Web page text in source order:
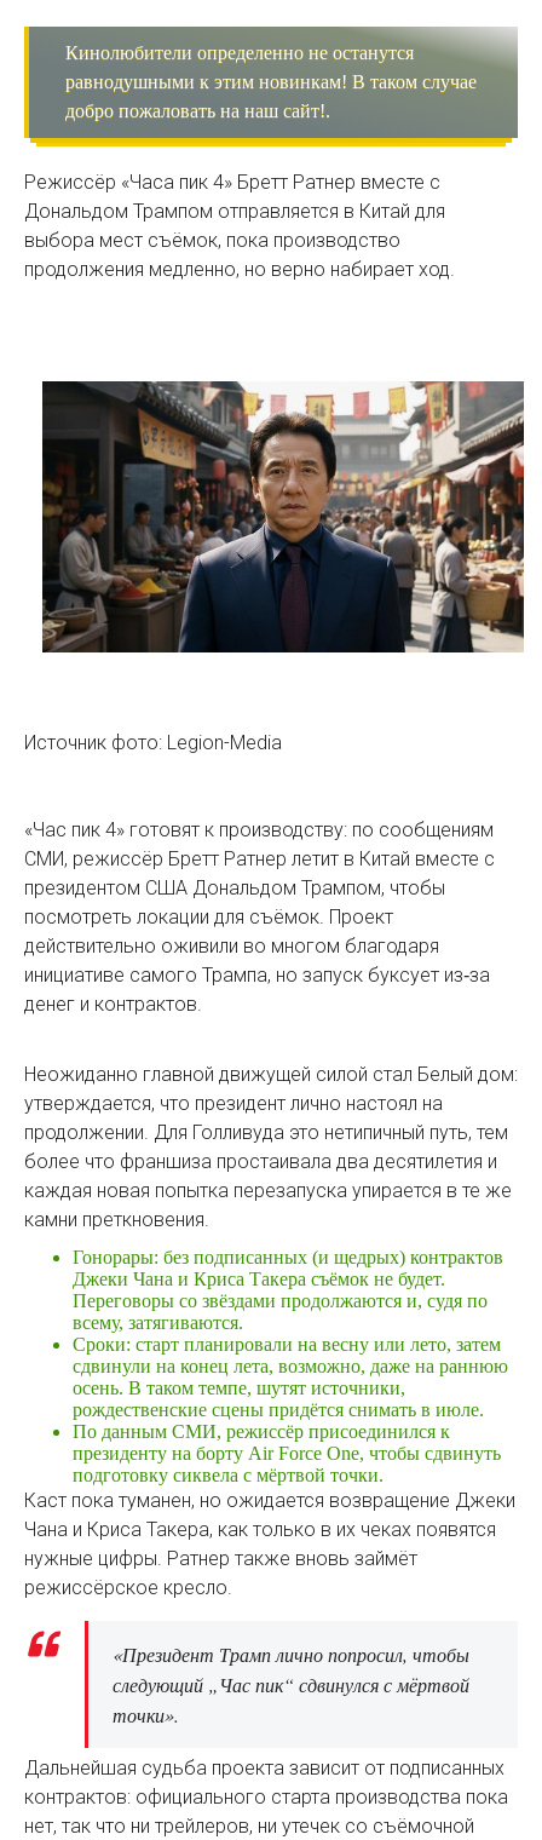
Кинолюбители определенно не останутся
равнодушными к этим новинкам! В таком случае
добро пожаловать на наш сайт!.
Режиссёр «Часа пик 4» Бретт Ратнер вместе с
Дональдом Трампом отправляется в Китай для
выбора мест съёмок, пока производство
продолжения медленно, но верно набирает ход.
Источник фото: Legion-Media
«Час пик 4» готовят к производству: по сообщениям
СМИ, режиссёр Бретт Ратнер летит в Китай вместе с
президентом США Дональдом Трампом, чтобы
посмотреть локации для съёмок. Проект
действительно оживили во многом благодаря
инициативе самого Трампа, но запуск буксует из‑за
денег и контрактов.
Неожиданно главной движущей силой стал Белый дом:
утверждается, что президент лично настоял на
продолжении. Для Голливуда это нетипичный путь, тем
более что франшиза простаивала два десятилетия и
каждая новая попытка перезапуска упирается в те же
камни преткновения.
Гонорары: без подписанных (и щедрых) контрактов
Джеки Чана и Криса Такера съёмок не будет.
Переговоры со звёздами продолжаются и, судя по
всему, затягиваются.
Сроки: старт планировали на весну или лето, затем
сдвинули на конец лета, возможно, даже на раннюю
осень. В таком темпе, шутят источники,
рождественские сцены придётся снимать в июле.
По данным СМИ, режиссёр присоединился к
президенту на борту Air Force One, чтобы сдвинуть
подготовку сиквела с мёртвой точки.
Каст пока туманен, но ожидается возвращение Джеки
Чана и Криса Такера, как только в их чеках появятся
нужные цифры. Ратнер также вновь займёт
режиссёрское кресло.
«Президент Трамп лично попросил, чтобы
следующий „Час пик“ сдвинулся с мёртвой
точки».
Дальнейшая судьба проекта зависит от подписанных
контрактов: официального старта производства пока
нет, так что ни трейлеров, ни утечек со съёмочной